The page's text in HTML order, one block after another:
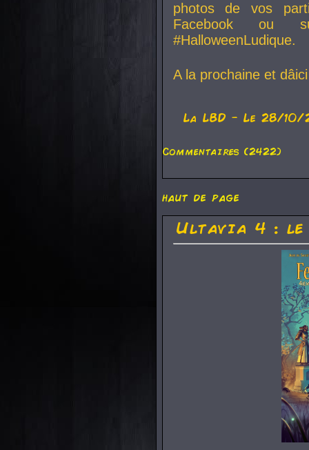
photos de vos
Facebook ou
#HalloweenLudique.
A la prochaine et
La LBD - Le 28/10/
Commentaires (2422)
haut de page
Ultavia 4 :